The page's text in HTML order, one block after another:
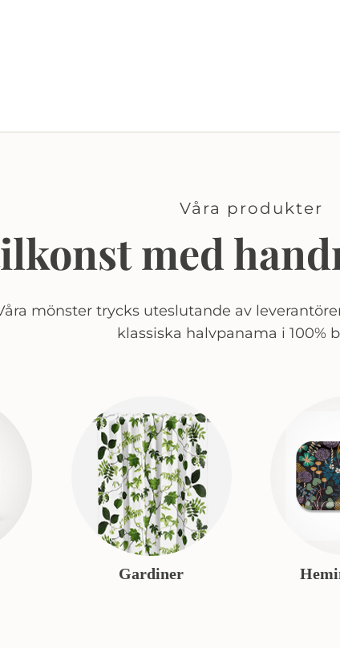
Våra produkter
med
mönster trycks uteslutande av
klassiska halvpanama i 100%
Gardiner